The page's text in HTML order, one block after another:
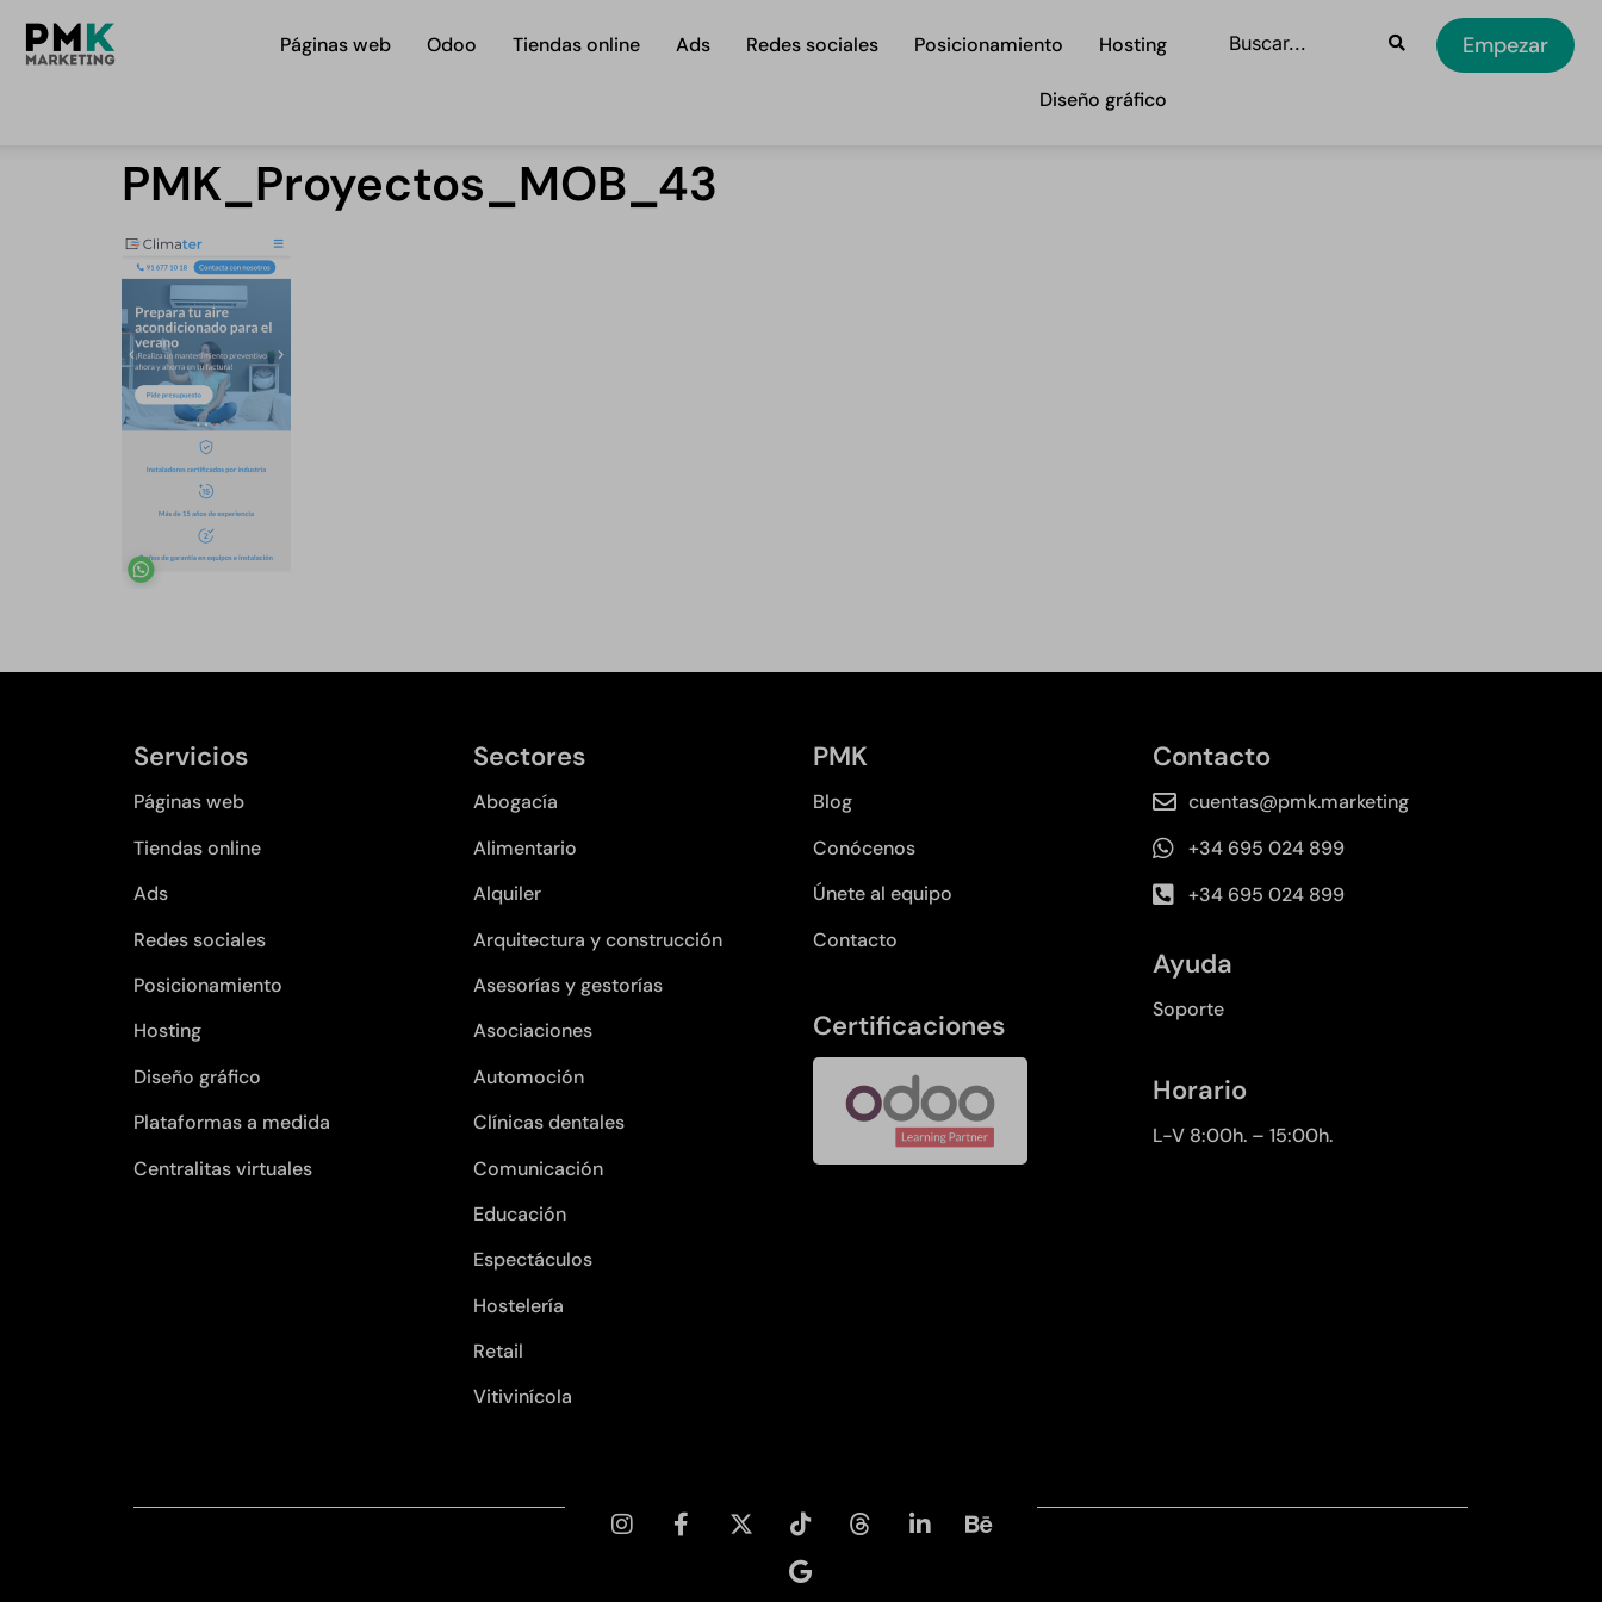
Páginas web Odoo Tiendas online Ads Redes sociales Posicionamiento Hosting
Diseño gráfico
Empezar
PMK_Proyectos_MOB_43
Servicios
Páginas web
Tiendas online
Ads
Redes sociales
Posicionamiento
Hosting
Diseño gráfico
Plataformas a medida
Centralitas virtuales
Sectores
Abogacía
Alimentario
Alquiler
Arquitectura y construcción
Asesorías y gestorías
Asociaciones
Automoción
Clínicas dentales
Comunicación
Educación
Espectáculos
Hostelería
Retail
Vitivinícola
PMK
Blog
Conócenos
Únete al equipo
Contacto
Certificaciones
Contacto
cuentas@pmk.marketing
+34 695 024 899
+34 695 024 899
Ayuda
Soporte
Horario
L-V 8:00h. – 15:00h.